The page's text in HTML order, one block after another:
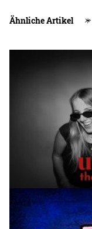
Ähnliche Artikel